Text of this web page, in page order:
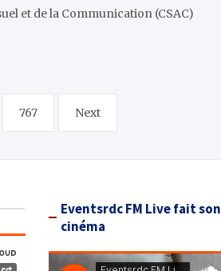
et de la Communication (CSAC)
767 Next
Eventsrdc FM Live fait son
cinéma